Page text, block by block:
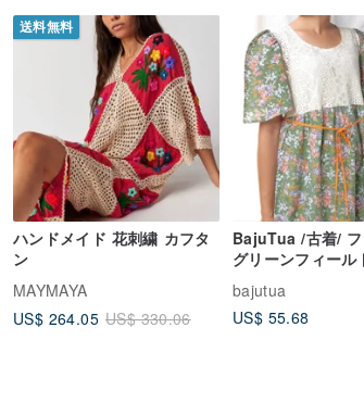
送料無料
ハンドメイド 花刺繍 カフタ
ン
MAYMAYA
US$ 264.05 US$ 330.06
BajuTua /古着/
グリーンフィール
レースワンピース
bajutua
US$ 55.68